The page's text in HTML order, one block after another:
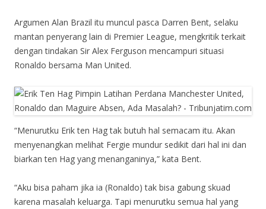
Argumen Alan Brazil itu muncul pasca Darren Bent, selaku
mantan penyerang lain di Premier League, mengkritik terkait
dengan tindakan Sir Alex Ferguson mencampuri situasi
Ronaldo bersama Man United.
“Menurutku Erik ten Hag tak butuh hal semacam itu. Akan
menyenangkan melihat Fergie mundur sedikit dari hal ini dan
biarkan ten Hag yang menanganinya,” kata Bent.
“Aku bisa paham jika ia (Ronaldo) tak bisa gabung skuad
karena masalah keluarga. Tapi menurutku semua hal yang